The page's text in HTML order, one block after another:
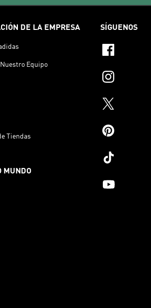
DE LA EMPRESA
Equipo
Tiendas
MUNDO
SÍGUENOS